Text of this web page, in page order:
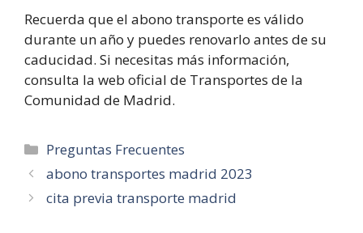
Recuerda que el abono transporte es válido
durante un año y puedes renovarlo antes de su
caducidad. Si necesitas más información,
consulta la web oficial de Transportes de la
Comunidad de Madrid.
Categorías
Preguntas Frecuentes
abono transportes madrid 2023
cita previa transporte madrid